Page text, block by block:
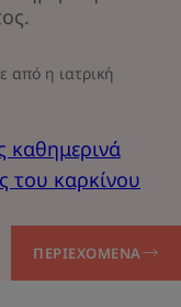
από η ιατρική
καθημερινά
του καρκίνου
ΠΕΡΙΕΧΌΜΕΝΑ